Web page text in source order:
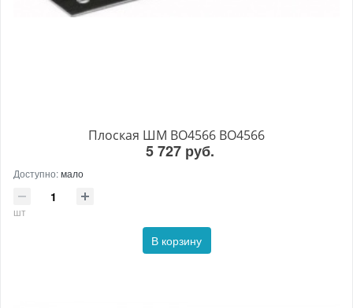
Плоская ШМ BO4566 BO4566
5 727 руб.
Доступно:мало
шт
В корзину